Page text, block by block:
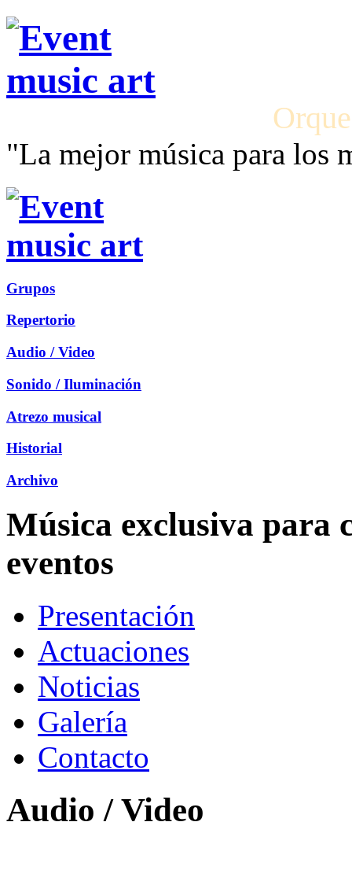
"La mejor música para los
Grupos
Repertorio
Audio / Video
Sonido / Iluminación
Atrezo musical
Historial
Archivo
Música exclusiva para
eventos
Presentación
Actuaciones
Noticias
Galería
Contacto
Audio / Video